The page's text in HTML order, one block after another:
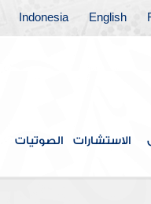
English
Indonesia
الاستشارات الصوتيات